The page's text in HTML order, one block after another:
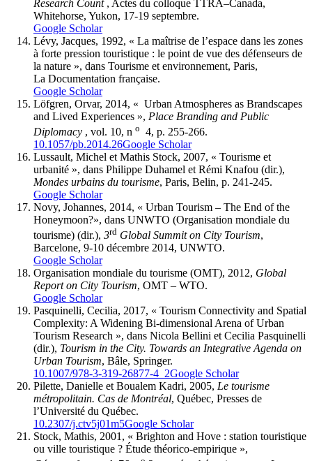
Research Count, Actes du colloque TTRA–Canada,
Whitehorse, Yukon, 17‑19 septembre.
Google Scholar
Lévy, Jacques, 1992, « La maîtrise de l’espace dans les zones
à forte pression touristique : le point de vue des défenseurs de
la nature », dans Tourisme et environnement, Paris,
La Documentation française.
Google Scholar
Löfgren, Orvar, 2014, « Urban Atmospheres as Brandscapes
and Lived Experiences », Place Branding and Public
Diplomacy , vol. 10, n o 4, p. 255‑266.
10.1057/pb.2014.26Google Scholar
Lussault, Michel et Mathis Stock, 2007, « Tourisme et
urbanité », dans Philippe Duhamel et Rémi Knafou (dir.),
Mondes urbains du tourisme, Paris, Belin, p. 241‑245.
Google Scholar
Novy, Johannes, 2014, « Urban Tourism – The End of the
Honeymoon?», dans UNWTO (Organisation mondiale du
tourisme) (dir.), 3rd Global Summit on City Tourism,
Barcelone, 9‑10 décembre 2014, UNWTO.
Google Scholar
Organisation mondiale du tourisme (OMT), 2012, Global
Report on City Tourism, OMT – WTO.
Google Scholar
Pasquinelli, Cecilia, 2017, « Tourism Connectivity and Spatial
Complexity: A Widening Bi-dimensional Arena of Urban
Tourism Research », dans Nicola Bellini et Cecilia Pasquinelli
(dir.), Tourism in the City. Towards an Integrative Agenda on
Urban Tourism, Bâle, Springer.
10.1007/978-3-319-26877-4_2Google Scholar
Pilette, Danielle et Boualem Kadri, 2005, Le tourisme
métropolitain. Cas de Montréal, Québec, Presses de
l’Université du Québec.
10.2307/j.ctv5j01m5Google Scholar
Stock, Mathis, 2001, « Brighton and Hove : station touristique
ou ville touristique ? Étude théorico-empirique »,